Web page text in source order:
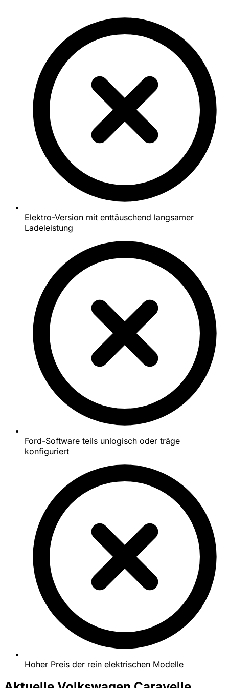
Elektro-Version mit enttäuschend langsamer
Ladeleistung
Ford-Software teils unlogisch oder träge
konfiguriert
Hoher Preis der rein elektrischen Modelle